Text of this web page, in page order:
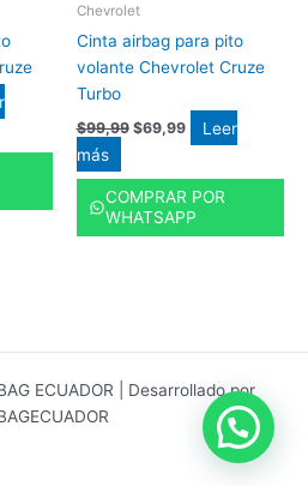
Chevrolet
Cinta airbag para pito
volante Chevrolet Cruze
Turbo
$99,99 $69,99
Leer
más
COMPRAR POR
WHATSAPP
ECUADOR | Desarrollado por